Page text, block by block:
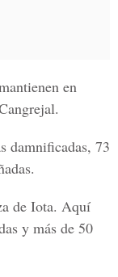
en
damnificadas, 73
de Iota. Aquí
y más de 50